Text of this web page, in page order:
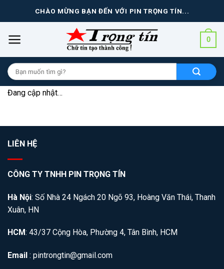
CHÀO MỪNG BẠN ĐẾN VỚI PIN TRỌNG TÍN...
0
Tìm
kiếm
cho:
Đang cập nhật…
LIÊN HỆ
CÔNG TY TNHH PIN TRỌNG TÍN
Hà Nội: Số Nhà 24 Ngách 20 Ngõ 93, Hoàng Văn Thái, Thanh
Xuân, HN
HCM: 43/37 Cộng Hòa, Phường 4, Tân Bình, HCM
Email : pintrongtin@gmail.com